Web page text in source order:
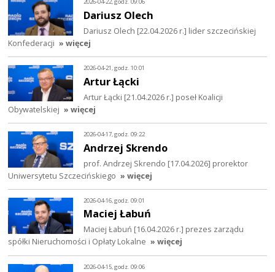
2026-04-22, godz. 09:06
Dariusz Olech
Dariusz Olech [22.04.2026 r.] lider szczecińskiej
Konfederacji » więcej
2026-04-21, godz. 10:01
Artur Łącki
Artur Łącki [21.04.2026 r.] poseł Koalicji
Obywatelskiej » więcej
2026-04-17, godz. 09:22
Andrzej Skrendo
prof. Andrzej Skrendo [17.04.2026] prorektor
Uniwersytetu Szczecińskiego » więcej
2026-04-16, godz. 09:01
Maciej Łabuń
Maciej Łabuń [16.04.2026 r.] prezes zarządu
spółki Nieruchomości i Opłaty Lokalne » więcej
2026-04-15, godz. 09:06